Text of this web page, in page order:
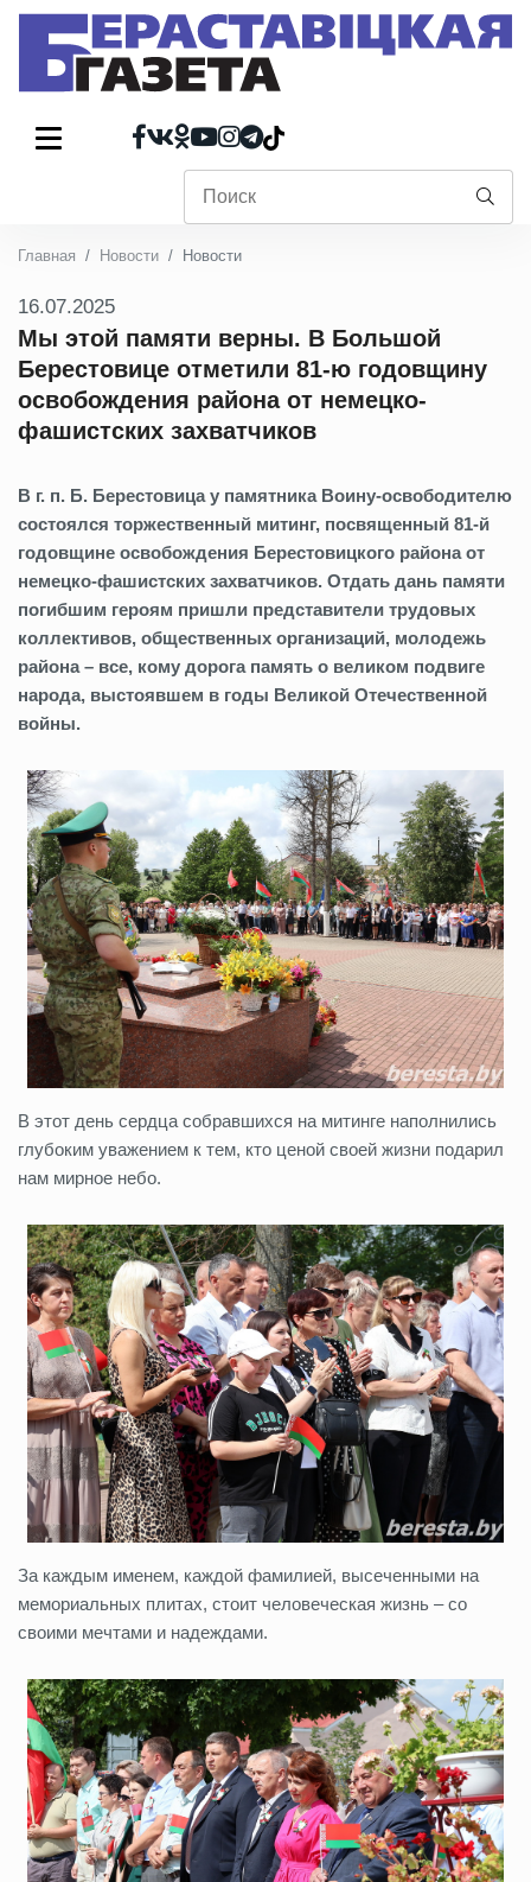
Главная Новости Новости
16.07.2025
Мы этой памяти верны. В Большой
Берестовице отметили 81-ю годовщину
освобождения района от немецко-
фашистских захватчиков
В г. п. Б. Берестовица у памятника Воину-освободителю
состоялся торжественный митинг, посвященный 81-й
годовщине освобождения Берестовицкого района от
немецко-фашистских захватчиков. Отдать дань памяти
погибшим героям пришли представители трудовых
коллективов, общественных организаций, молодежь
района – все, кому дорога память о великом подвиге
народа, выстоявшем в годы Великой Отечественной
войны.
В этот день сердца собравшихся на митинге наполнились
глубоким уважением к тем, кто ценой своей жизни подарил
нам мирное небо.
За каждым именем, каждой фамилией, высеченными на
мемориальных плитах, стоит человеческая жизнь – со
своими мечтами и надеждами.